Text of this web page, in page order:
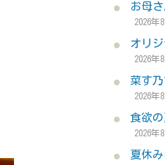
お母
2026年
オリ
2026年
菜す
2026年
食欲の
2026年
夏休